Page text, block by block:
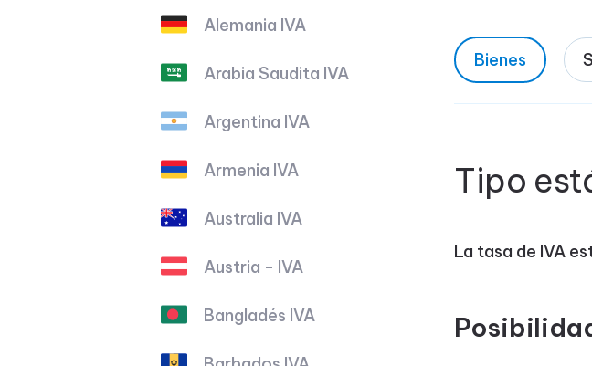
Alemania IVA
Arabia Saudita IVA
Argentina IVA
Armenia IVA
Australia IVA
Austria - IVA
Bangladés IVA
Bienes
Tipo
La tasa de IVA